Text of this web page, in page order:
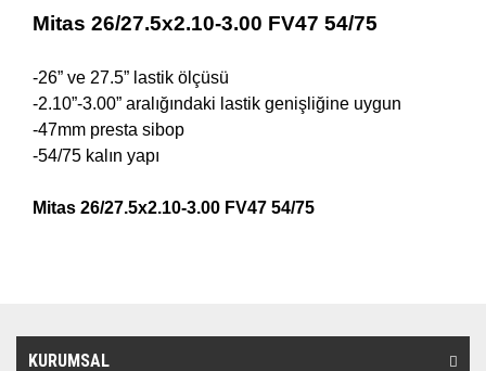
Mitas 26/27.5x2.10-3.00 FV47 54/75
-26” ve 27.5” lastik ölçüsü
-2.10”-3.00” aralığındaki lastik genişliğine uygun
-47mm presta sibop
-54/75 kalın yapı
Mitas 26/27.5x2.10-3.00 FV47 54/75
KURUMSAL